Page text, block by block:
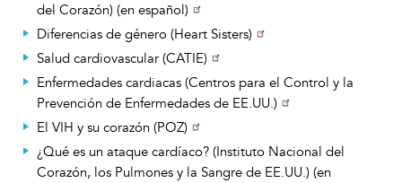
del Corazón) (en español)
Diferencias de género (Heart Sisters)
Salud cardiovascular (CATIE)
Enfermedades cardiacas (Centros para el Control y la
Prevención de Enfermedades de EE.UU.)
El VIH y su corazón (POZ)
¿Qué es un ataque cardíaco? (Instituto Nacional del
Corazón, los Pulmones y la Sangre de EE.UU.) (en